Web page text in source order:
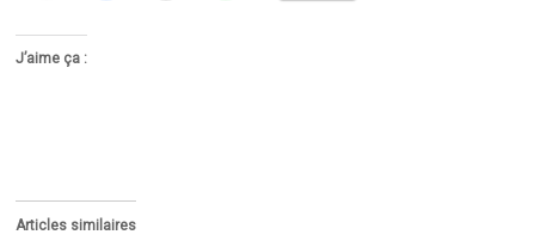
J’aime ça :
Articles similaires